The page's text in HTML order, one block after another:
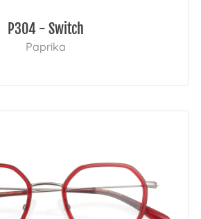
P304 - Switch
Paprika